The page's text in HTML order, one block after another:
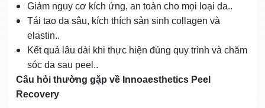
Giảm nguy cơ kích ứng, an toàn cho mọi loại da..
Tái tạo da sâu, kích thích sản sinh collagen và
elastin..
Kết quả lâu dài khi thực hiện đúng quy trình và chăm
sóc da sau peel..
Câu hỏi thường gặp về Innoaesthetics Peel
Recovery